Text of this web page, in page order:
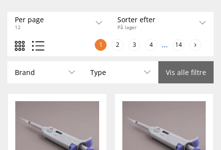
Per page
12
Sorter efter
På lager
1 2 3 4 ... 14
Brand Type Vis alle filtre